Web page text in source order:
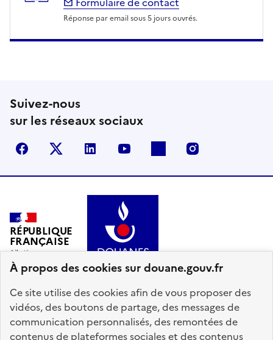
À propos des cookies sur douane.gouv.fr
Ce site utilise des cookies afin de vous proposer des
vidéos, des boutons de partage, des messages de
communication personnalisés, des remontées de
contenus de plateformes sociales et des contenus
Réponse par email sous 5 jours ouvrés.
Suivez-nous
sur les réseaux sociaux
FacebookX (anciennement Twitter)
LinkedIn Flickr
RÉPUBLIQUE
FRANÇAISE
info.gouv.fr service-public.gouv.fr